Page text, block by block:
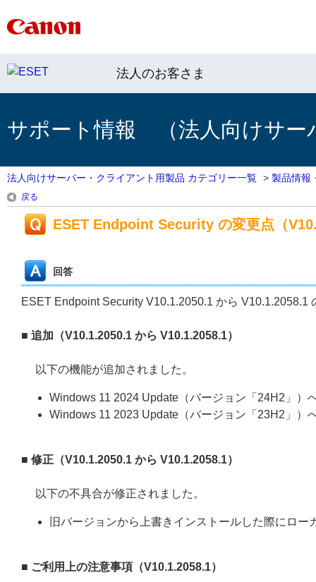
法人のお客さま
サポート情報 （法人向けサー
法人向けサーバー・クライアント用製品 カテゴリー一覧 > 製品情報
戻る
ESET Endpoint Security の変更点（
回答
ESET Endpoint Security V10.1.2050.1 から V10.1.2058.1
■ 追加（V10.1.2050.1 から V10.1.2058.1）
以下の機能が追加されました。
Windows 11 2024 Update（バージョン「24H2」）
Windows 11 2023 Update（バージョン「23H2」）
■ 修正（V10.1.2050.1 から V10.1.2058.1）
以下の不具合が修正されました。
旧バージョンから上書きインストールした際にロ
■ ご利用上の注意事項（V10.1.2058.1）